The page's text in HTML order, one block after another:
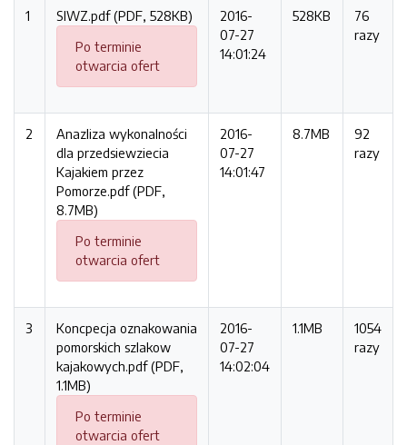
1
SIWZ.pdf (PDF, 528KB)
Po terminie
otwarcia ofert
2016-
07-27
14:01:24
528KB
76
razy
2
Anazliza wykonalności
dla przedsiewziecia
Kajakiem przez
Pomorze.pdf (PDF,
8.7MB)
Po terminie
otwarcia ofert
2016-
07-27
14:01:47
8.7MB
92
razy
3
Koncpecja oznakowania
pomorskich szlakow
kajakowych.pdf (PDF,
1.1MB)
Po terminie
otwarcia ofert
2016-
07-27
14:02:04
1.1MB
1054
razy